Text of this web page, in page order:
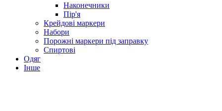
Наконечники
Пір'я
Крейдові маркери
Набори
Порожні маркери під заправку
Спиртові
Одяг
Інше